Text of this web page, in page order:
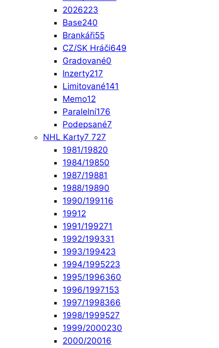
2026223
Base240
Brankáři55
CZ/SK Hráči649
Gradované0
Inzerty217
Limitované141
Memo12
Paralelní176
Podepsané7
NHL Karty7 727
1981/19820
1984/19850
1987/19881
1988/19890
1990/199116
19912
1991/199271
1992/199331
1993/199423
1994/1995223
1995/1996360
1996/1997153
1997/1998366
1998/1999527
1999/2000230
2000/20016